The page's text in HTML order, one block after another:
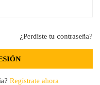
¿Perdiste tu contraseña?
Regístrate ahora